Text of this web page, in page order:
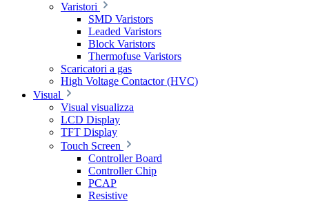
Varistori
SMD Varistors
Leaded Varistors
Block Varistors
Thermofuse Varistors
Scaricatori a gas
High Voltage Contactor (HVC)
Visual
Visual visualizza
LCD Display
TFT Display
Touch Screen
Controller Board
Controller Chip
PCAP
Resistive